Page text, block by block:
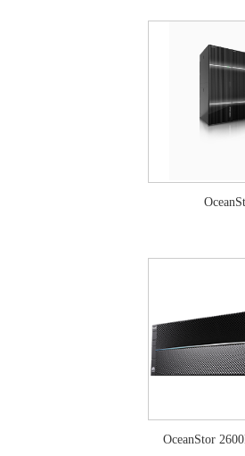
OceanStor